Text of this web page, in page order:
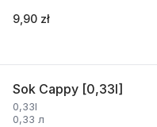
9,90 zł
Sok Cappy [0,33l]
0,33l
0,33 л